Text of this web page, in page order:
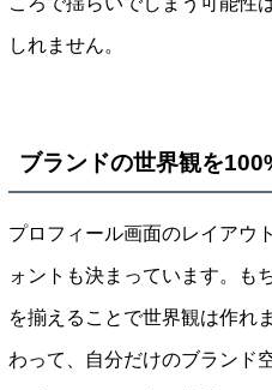
しれません。
ブランドの世界観を
プロフィール画面のレイアウ
ォントも決まっています。も
を揃えることで世界観は作れ
わって、自分だけのブランド